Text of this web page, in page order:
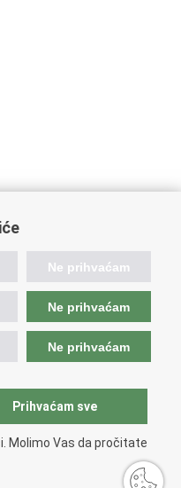
Ne prihvaćam
Ne prihvaćam
Ne prihvaćam
Prihvaćam sve
Molimo Vas da pročitate